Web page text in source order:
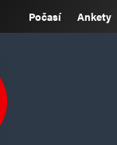
Počasí Ankety